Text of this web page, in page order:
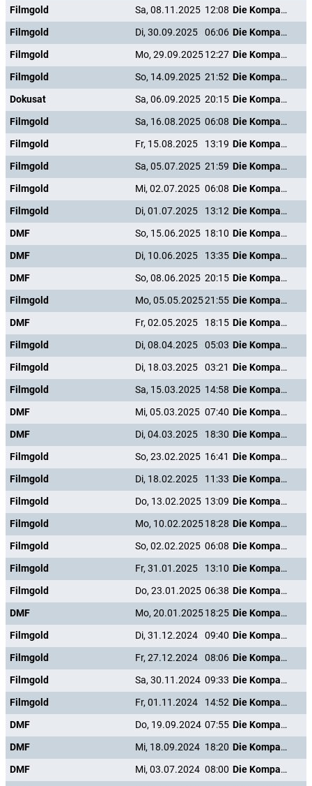
Filmgold
Sa, 08.11.2025 12:08
Die Kompanie der Knallköpfe
Filmgold
Di, 30.09.2025 06:06
Die Kompanie der Knallköpfe
Filmgold
Mo, 29.09.202512:27
Die Kompanie der Knallköpfe
Filmgold
So, 14.09.2025 21:52
Die Kompanie der Knallköpfe
Dokusat
Sa, 06.09.2025 20:15
Die Kompanie der Knallköpfe
Filmgold
Sa, 16.08.2025 06:08
Die Kompanie der Knallköpfe
Filmgold
Fr, 15.08.2025 13:19
Die Kompanie der Knallköpfe
Filmgold
Sa, 05.07.2025 21:59
Die Kompanie der Knallköpfe
Filmgold
Mi, 02.07.2025 06:08
Die Kompanie der Knallköpfe
Filmgold
Di, 01.07.2025 13:12
Die Kompanie der Knallköpfe
DMF
So, 15.06.2025 18:10
Die Kompanie der Knallköpfe
DMF
Di, 10.06.2025 13:35
Die Kompanie der Knallköpfe
DMF
So, 08.06.2025 20:15
Die Kompanie der Knallköpfe
Filmgold
Mo, 05.05.202521:55
Die Kompanie der Knallköpfe
DMF
Fr, 02.05.2025 18:15
Die Kompanie der Knallköpfe
Filmgold
Di, 08.04.2025 05:03
Die Kompanie der Knallköpfe
Filmgold
Di, 18.03.2025 03:21
Die Kompanie der Knallköpfe
Filmgold
Sa, 15.03.2025 14:58
Die Kompanie der Knallköpfe
DMF
Mi, 05.03.2025 07:40
Die Kompanie der Knallköpfe
DMF
Di, 04.03.2025 18:30
Die Kompanie der Knallköpfe
Filmgold
So, 23.02.2025 16:41
Die Kompanie der Knallköpfe
Filmgold
Di, 18.02.2025 11:33
Die Kompanie der Knallköpfe
Filmgold
Do, 13.02.2025 13:09
Die Kompanie der Knallköpfe
Filmgold
Mo, 10.02.202518:28
Die Kompanie der Knallköpfe
Filmgold
So, 02.02.2025 06:08
Die Kompanie der Knallköpfe
Filmgold
Fr, 31.01.2025 13:10
Die Kompanie der Knallköpfe
Filmgold
Do, 23.01.2025 06:38
Die Kompanie der Knallköpfe
DMF
Mo, 20.01.202518:25
Die Kompanie der Knallköpfe
Filmgold
Di, 31.12.2024 09:40
Die Kompanie der Knallköpfe
Filmgold
Fr, 27.12.2024 08:06
Die Kompanie der Knallköpfe
Filmgold
Sa, 30.11.2024 09:33
Die Kompanie der Knallköpfe
Filmgold
Fr, 01.11.2024 14:52
Die Kompanie der Knallköpfe
DMF
Do, 19.09.2024 07:55
Die Kompanie der Knallköpfe
DMF
Mi, 18.09.2024 18:20
Die Kompanie der Knallköpfe
DMF
Mi, 03.07.2024 08:00
Die Kompanie der Knallköpfe